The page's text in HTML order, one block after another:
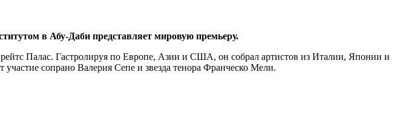
в Абу-Даби представляет мировую премьеру.
Палас. Гастролируя по Европе, Азии и США, он собрал артистов из Италии, Японии и
сопрано Валерия Сепе и звезда тенора Франческо Мели.